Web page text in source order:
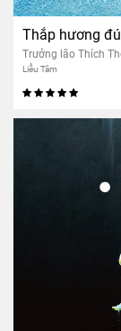
Thắp hương
Trưởng lão Thích
Liễu Tâm